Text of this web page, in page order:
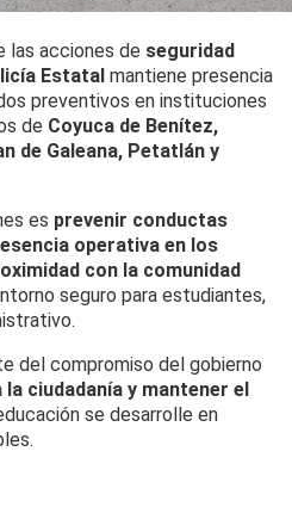
las acciones de seguridad
Estatal mantiene presencia
preventivos en instituciones
de Coyuca de Benítez,
de Galeana, Petatlán y
es prevenir conductas
operativa en los
con la comunidad
seguro para estudiantes,
del compromiso del gobierno
ciudadanía y mantener el
se desarrolle en